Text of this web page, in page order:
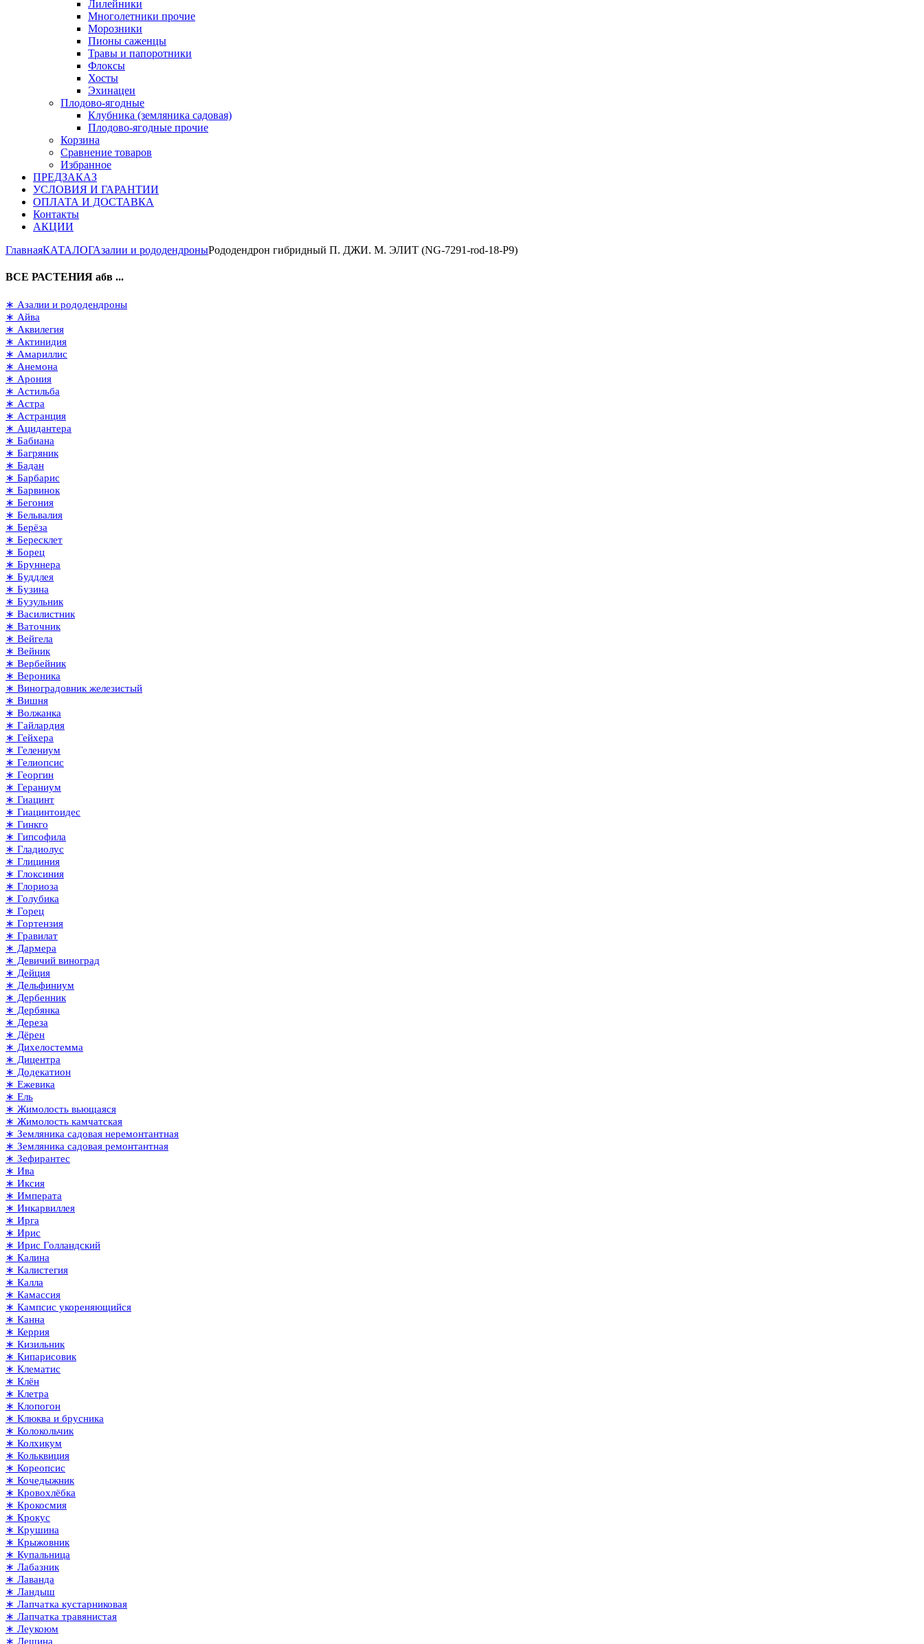
Лилейники
Многолетники прочие
Морозники
Пионы саженцы
Травы и папоротники
Флоксы
Хосты
Эхинацеи
Плодово-ягодные
Клубника (земляника садовая)
Плодово-ягодные прочие
Корзина
Сравнение товаров
Избранное
ПРЕДЗАКАЗ
УСЛОВИЯ И ГАРАНТИИ
ОПЛАТА И ДОСТАВКА
Контакты
АКЦИИ
ГлавнаяКАТАЛОГАзалии и рододендроныРододендрон гибридный П. ДЖИ. М. ЭЛИТ (NG-7291-rod-18-P9)
ВСЕ РАСТЕНИЯ абв ...
∗ Азалии и рододендроны
∗ Айва
∗ Аквилегия
∗ Актинидия
∗ Амариллис
∗ Анемона
∗ Арония
∗ Астильба
∗ Астра
∗ Астранция
∗ Ацидантера
∗ Бабиана
∗ Багряник
∗ Бадан
∗ Барбарис
∗ Барвинок
∗ Бегония
∗ Бельвалия
∗ Берёза
∗ Бересклет
∗ Борец
∗ Бруннера
∗ Буддлея
∗ Бузина
∗ Бузульник
∗ Василистник
∗ Ваточник
∗ Вейгела
∗ Вейник
∗ Вербейник
∗ Вероника
∗ Виноградовник железистый
∗ Вишня
∗ Волжанка
∗ Гайлардия
∗ Гейхера
∗ Гелениум
∗ Гелиопсис
∗ Георгин
∗ Гераниум
∗ Гиацинт
∗ Гиацинтоидес
∗ Гинкго
∗ Гипсофила
∗ Гладиолус
∗ Глициния
∗ Глоксиния
∗ Глориоза
∗ Голубика
∗ Горец
∗ Гортензия
∗ Гравилат
∗ Дармера
∗ Девичий виноград
∗ Дейция
∗ Дельфиниум
∗ Дербенник
∗ Дербянка
∗ Дереза
∗ Дёрен
∗ Дихелостемма
∗ Дицентра
∗ Додекатион
∗ Ежевика
∗ Ель
∗ Жимолость вьющаяся
∗ Жимолость камчатская
∗ Земляника садовая неремонтантная
∗ Земляника садовая ремонтантная
∗ Зефирантес
∗ Ива
∗ Иксия
∗ Императа
∗ Инкарвиллея
∗ Ирга
∗ Ирис
∗ Ирис Голландский
∗ Калина
∗ Калистегия
∗ Калла
∗ Камассия
∗ Кампсис укореняющийся
∗ Канна
∗ Керрия
∗ Кизильник
∗ Кипарисовик
∗ Клематис
∗ Клён
∗ Клетра
∗ Клопогон
∗ Клюква и брусника
∗ Колокольчик
∗ Колхикум
∗ Кольквиция
∗ Кореопсис
∗ Кочедыжник
∗ Кровохлёбка
∗ Крокосмия
∗ Крокус
∗ Крушина
∗ Крыжовник
∗ Купальница
∗ Лабазник
∗ Лаванда
∗ Ландыш
∗ Лапчатка кустарниковая
∗ Лапчатка травянистая
∗ Леукоюм
∗ Лещина